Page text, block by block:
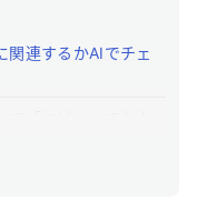
関連するかAIでチェ